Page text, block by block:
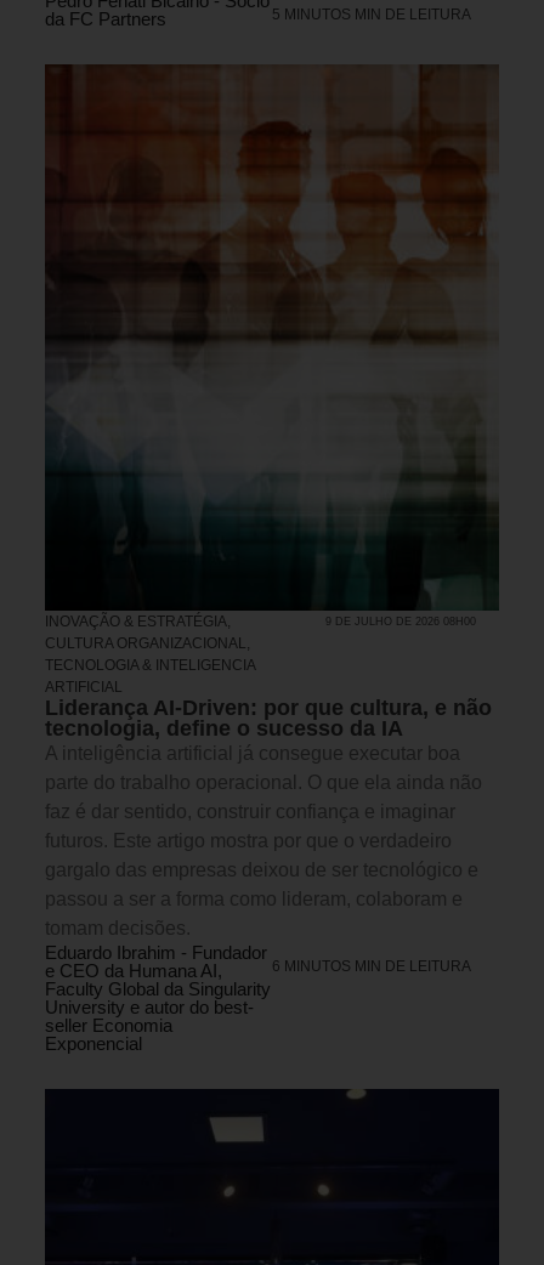
da FC Partners
5 MINUTOS MIN DE LEITURA
INOVAÇÃO & ESTRATÉGIA,
CULTURA ORGANIZACIONAL,
TECNOLOGIA & INTELIGENCIA
ARTIFICIAL
9 DE JULHO DE 2026 08H00
Liderança AI-Driven: por que cultura, e não
tecnologia, define o sucesso da IA
A inteligência artificial já consegue executar boa
parte do trabalho operacional. O que ela ainda não
faz é dar sentido, construir confiança e imaginar
futuros. Este artigo mostra por que o verdadeiro
gargalo das empresas deixou de ser tecnológico e
passou a ser a forma como lideram, colaboram e
tomam decisões.
Eduardo Ibrahim - Fundador
e CEO da Humana AI,
Faculty Global da Singularity
University e autor do best-
seller Economia
Exponencial
6 MINUTOS MIN DE LEITURA